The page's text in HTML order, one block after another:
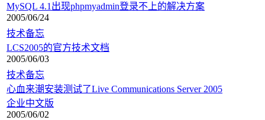
MySQL 4.1出现phpmyadmin登录不上的解决方案
2005/06/24
技术备忘
LCS2005的官方技术文档
2005/06/03
技术备忘
心血来潮安装测试了Live Communications Server 2005
企业中文版
2005/06/02